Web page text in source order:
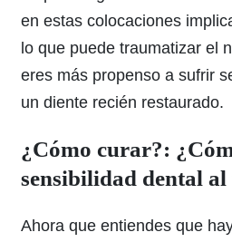
en estas colocaciones
lo que puede traumatizar el
eres más propenso a sufrir
un diente recién restaurado.
¿Cómo curar?:
sensibilidad dental
Ahora que entiendes que